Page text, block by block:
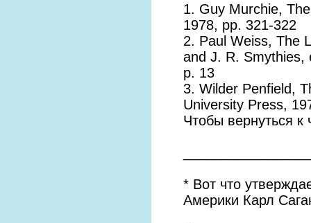
1. Guy Murchie,
1978, pp. 321-322
2. Paul Weiss, The
and J. R. Smythies,
p. 13
3. Wilder Penfield,
University Press,
Чтобы вернуться
* Вот что
Америки Карл